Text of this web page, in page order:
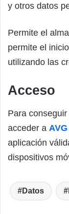
y otros datos
Permite el
permite el
utilizando las
Acceso
Para
acceder a
aplicación
dispositivos
Datos